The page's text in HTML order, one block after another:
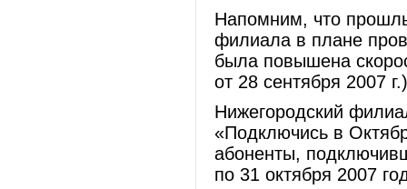
Напомним, что
филиала в плане
была повышена
от 28 сентября 2007
Нижегородский
«Подключись в
абоненты,
по 31 октября 2007